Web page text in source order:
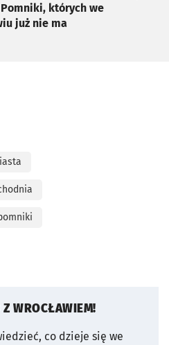
których we
już nie ma
WROCŁAWIEM!
co dzieje się we